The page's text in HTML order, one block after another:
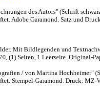
des Autors" (Schrift
Adobe Garamond. Satz und
Mit Bildlegenden und
(1) Seiten, 1 Leerseite. Original-
/ von Martina Hochheimer"
Stempel-Garamond. Druck: MZ-